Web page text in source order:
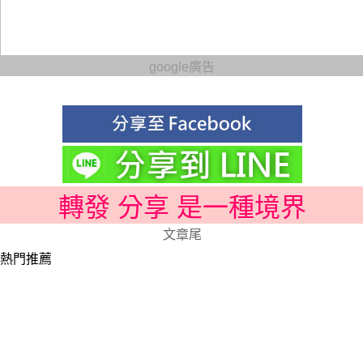
google廣告
轉發 分享 是一種境界
文章尾
熱門推薦